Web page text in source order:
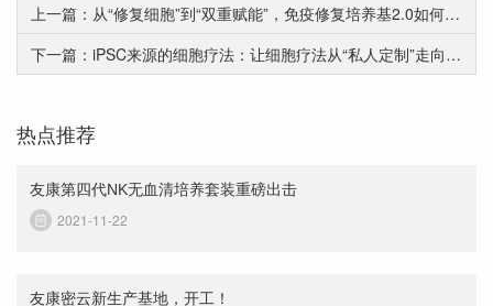
上一篇：从“修复细胞”到“双重赋能”，免疫修复培养基2.0如何突破NK细胞培养瓶颈？
下一篇：iPSC来源的细胞疗法：让细胞疗法从“私人定制”走向“现货现用”
热点推荐
友康第四代NK无血清培养套装重磅出击
2021-11-22
友康密云新生产基地，开工！